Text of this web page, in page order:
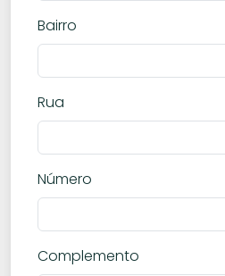
Bairro
Rua
Número
Complemento